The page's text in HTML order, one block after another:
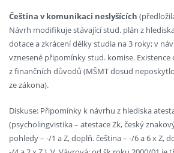
Čeština v komunikaci neslyšících
Návrh modifikuje stávající stud. plán z
dotace a zkrácení délky studia na 3 roky; v
vznesené připomínky stud. komise.
z finančních důvodů (MŠMT dosud
ze zákona).
Diskuse: Připomínky k návrhu z hlediska
(psycholingvistika – atestace Zk, český
pohledy – -/1 a Z, doplň. čeština – -/6 a 6 x Z,